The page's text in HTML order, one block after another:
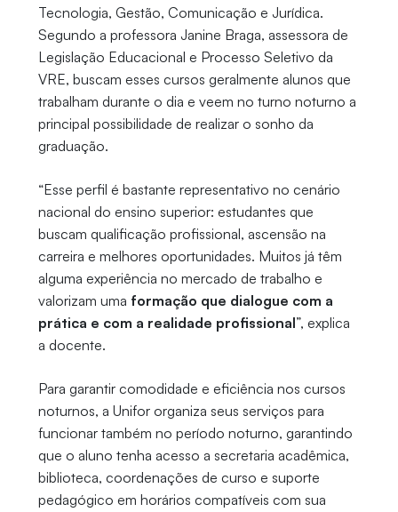
Tecnologia, Gestão, Comunicação e Jurídica.
Segundo a professora Janine Braga, assessora de
Legislação Educacional e Processo Seletivo da
VRE, buscam esses cursos geralmente alunos que
trabalham durante o dia e veem no turno noturno a
principal possibilidade de realizar o sonho da
graduação.
“Esse perfil é bastante representativo no cenário
nacional do ensino superior: estudantes que
buscam qualificação profissional, ascensão na
carreira e melhores oportunidades. Muitos já têm
alguma experiência no mercado de trabalho e
valorizam uma formação que dialogue com a
prática e com a realidade profissional”, explica
a docente.
Para garantir comodidade e eficiência nos cursos
noturnos, a Unifor organiza seus serviços para
funcionar também no período noturno, garantindo
que o aluno tenha acesso a secretaria acadêmica,
biblioteca, coordenações de curso e suporte
pedagógico em horários compatíveis com sua